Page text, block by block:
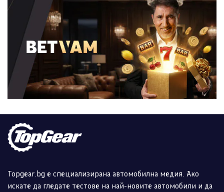
Topgear.bg е специализирана автомобилна медия. Ако
искате да гледате тестове на най-новите автомобили и да